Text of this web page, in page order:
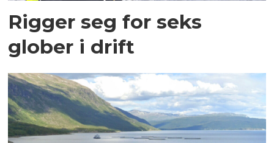
Rigger seg for seks
glober i drift